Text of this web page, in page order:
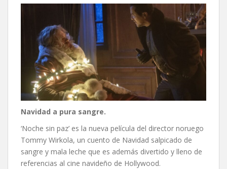
Navidad a pura sangre.
‘Noche sin paz’ es la nueva película del director noruego
Tommy Wirkola, un cuento de Navidad salpicado de
sangre y mala leche que es además divertido y lleno de
referencias al cine navideño de Hollywood.